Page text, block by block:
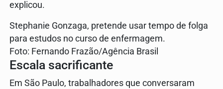
explicou.
Stephanie Gonzaga, pretende usar tempo de folga
para estudos no curso de enfermagem.
Foto: Fernando Frazão/Agência Brasil
Escala sacrificante
Em São Paulo, trabalhadores que conversaram